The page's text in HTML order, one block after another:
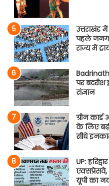
उत्तराखंड
पहले
राज्य में
पर बदरीश
संज्ञान
ग्रीन
के लिए
सीधे
UP:
एक्सप्रेसवे,
यूपी का